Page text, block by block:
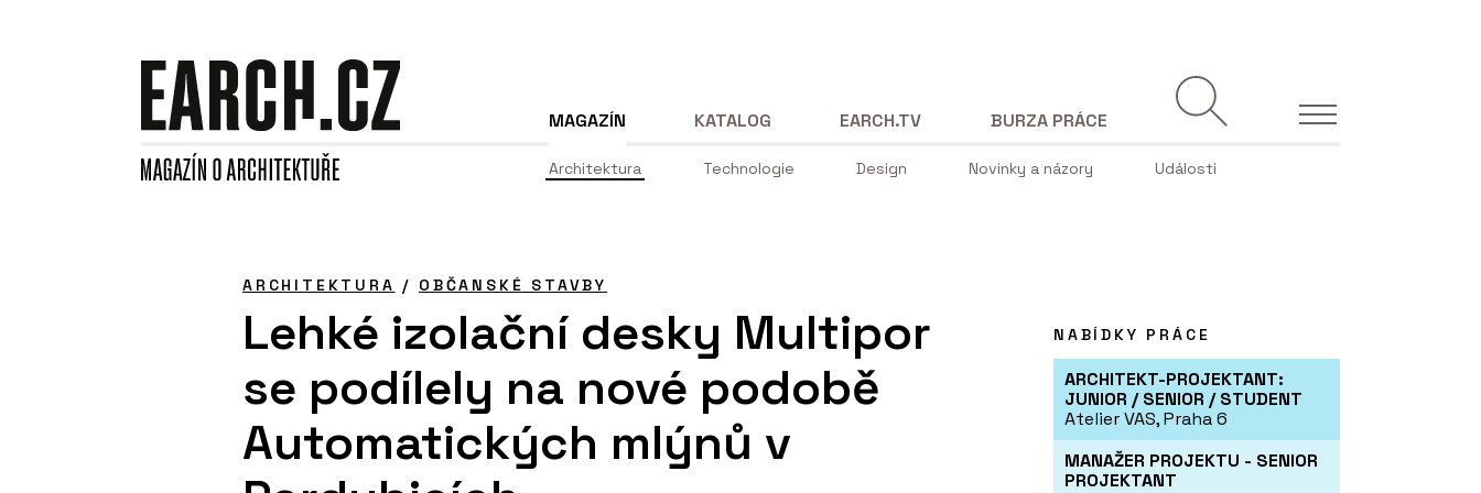
MAGAZÍN
Architektura Technologie Design Novinky a názory Události
KATALOG EARCH.TV BURZA PRÁCE
ARCHITEKTURA / OBČANSKÉ STAVBY
Lehké izolační desky Multipor
se podílely na nové podobě
Automatických mlýnů v
NABÍDKY PRÁCE
ARCHITEKT-PROJEKTANT:
JUNIOR / SENIOR / STUDENT
Atelier VAS, Praha 6
MANAŽER PROJEKTU - SENIOR
PROJEKTANT